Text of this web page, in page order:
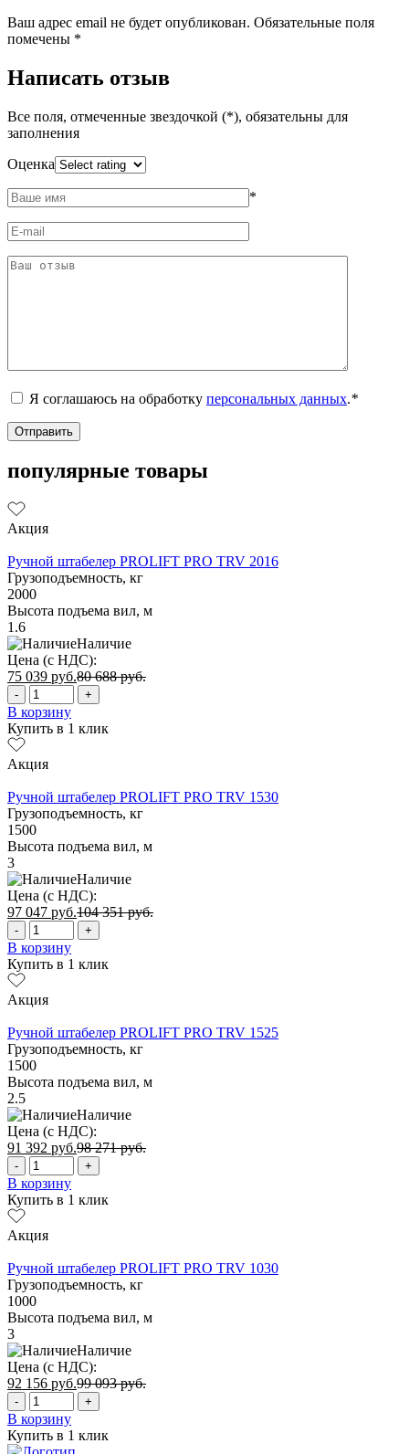
Ваш адрес email не будет опубликован. Обязательные поля
помечены *
Написать отзыв
Все поля, отмеченные звездочкой (*), обязательны для
заполнения
Оценка
*
Я соглашаюсь на обработку персональных данных.*
популярные товары
Акция
Ручной штабелер PROLIFT PRO TRV 2016
Грузоподъемность, кг
2000
Высота подъема вил, м
1.6
Наличие
Цена (с НДС):
75 039 руб.80 688руб.
- +
В корзину
Купить в 1 клик
Акция
Ручной штабелер PROLIFT PRO TRV 1530
Грузоподъемность, кг
1500
Высота подъема вил, м
3
Наличие
Цена (с НДС):
97 047 руб.104 351руб.
- +
В корзину
Купить в 1 клик
Акция
Ручной штабелер PROLIFT PRO TRV 1525
Грузоподъемность, кг
1500
Высота подъема вил, м
2.5
Наличие
Цена (с НДС):
91 392 руб.98 271руб.
- +
В корзину
Купить в 1 клик
Акция
Ручной штабелер PROLIFT PRO TRV 1030
Грузоподъемность, кг
1000
Высота подъема вил, м
3
Наличие
Цена (с НДС):
92 156 руб.99 093руб.
- +
В корзину
Купить в 1 клик